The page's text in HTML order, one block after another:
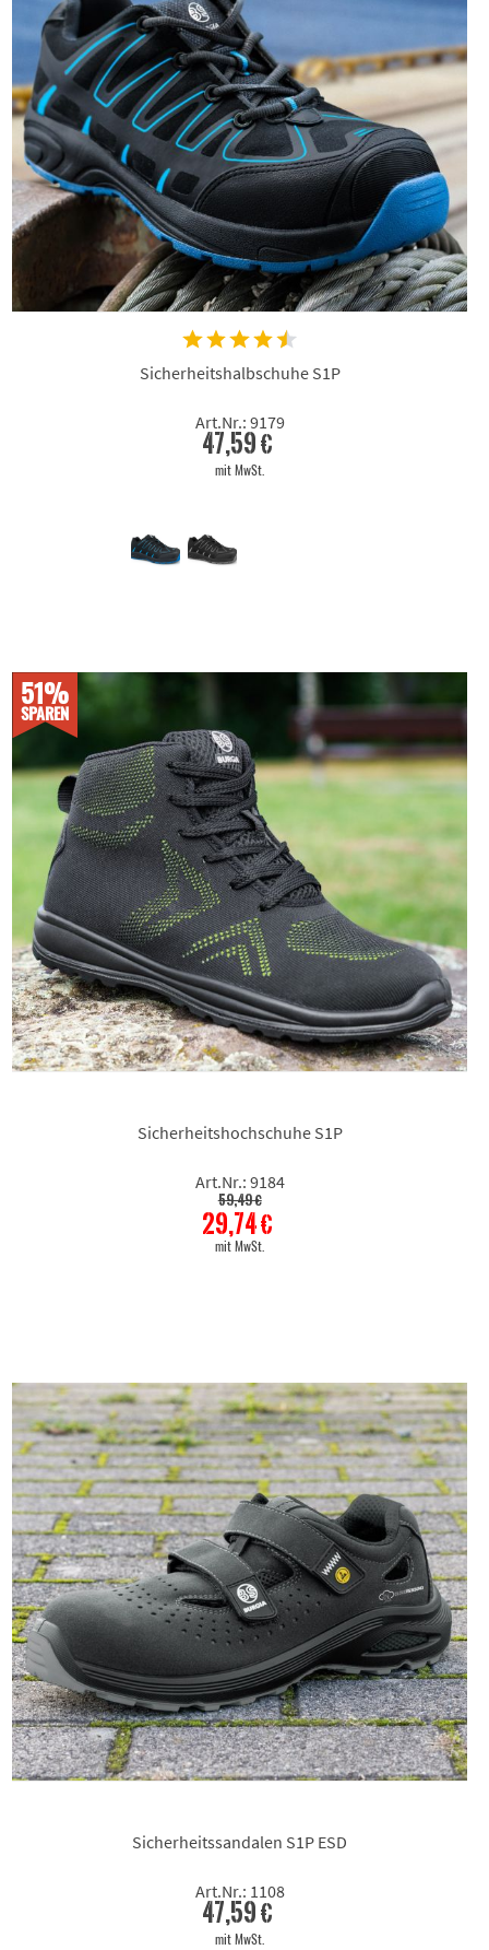
Sicherheitshalbschuhe S1P
Art.Nr.: 9179
47,59 €
mit MwSt.
51%
SPAREN
Sicherheitshochschuhe S1P
Art.Nr.: 9184
59,49 €
29,74 €
mit MwSt.
Sicherheitssandalen S1P ESD
Art.Nr.: 1108
47,59 €
mit MwSt.